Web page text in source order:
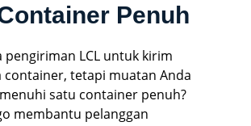
Penuh
pengiriman LCL untuk kirim
container, tetapi muatan Anda
satu container penuh?
membantu pelanggan